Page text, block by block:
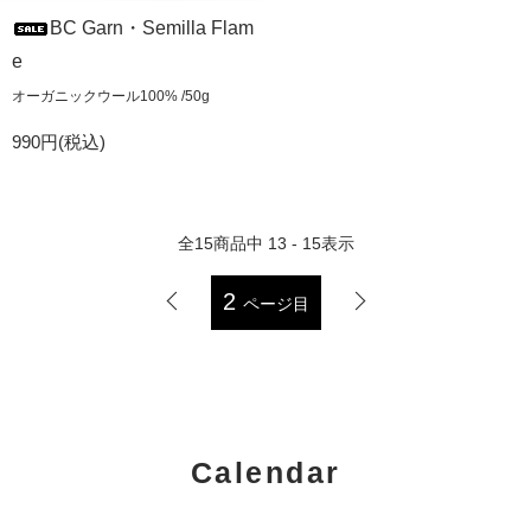
BC Garn・Semilla Flam
e
オーガニックウール100% /50g
990円(税込)
全15商品中 13 - 15表示
2 ページ目
Calendar